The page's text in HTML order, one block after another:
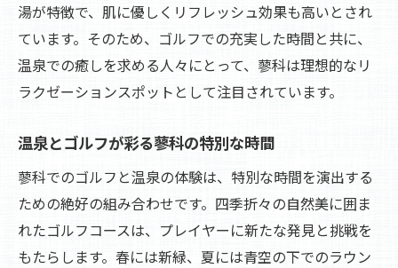
湯が特徴で、肌に優しくリフレッシュ効果も高いとされ
ています。そのため、ゴルフでの充実した時間と共に、
温泉での癒しを求める人々にとって、蓼科は理想的なリ
ラクゼーションスポットとして注目されています。
温泉とゴルフが彩る蓼科の特別な時間
蓼科でのゴルフと温泉の体験は、特別な時間を演出する
ための絶好の組み合わせです。四季折々の自然美に囲ま
れたゴルフコースは、プレイヤーに新たな発見と挑戦を
もたらします。春には新緑、夏には青空の下でのラウン